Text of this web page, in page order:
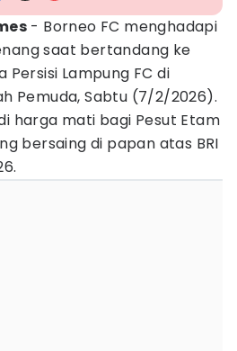
- Borneo FC menghadapi
saat bertandang ke
Lampung FC di
Pemuda, Sabtu (7/2/2026).
harga mati bagi Pesut Etam
bersaing di papan atas BRI